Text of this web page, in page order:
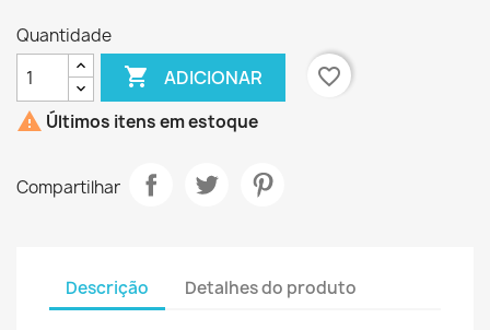
Quantidade
 ADICIONAR
favorite_border
 Últimos itens em estoque
Compartilhar
Descrição Detalhes do produto